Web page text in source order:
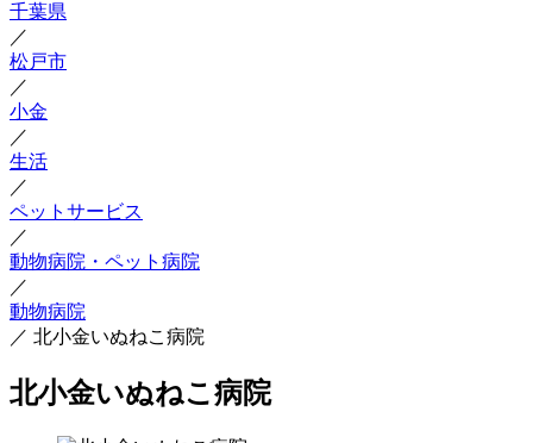
千葉県
／
松戸市
／
小金
／
生活
／
ペットサービス
／
動物病院・ペット病院
／
動物病院
／ 北小金いぬねこ病院
北小金いぬねこ病院